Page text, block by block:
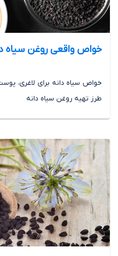
خواص واقعی روغن سیاه
خواص سیاه دانه برای لاغری،
طرز تهیه روغن سیاه دانه